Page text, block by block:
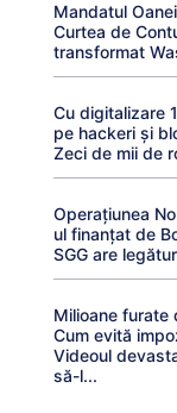
Mandatul
Curtea de
transformat
Cu digitalizare
pe hackeri și
Zeci de mii de
Operațiunea
ul finanțat de
SGG are
Milioane furate
Cum evită
Videoul
să-l...